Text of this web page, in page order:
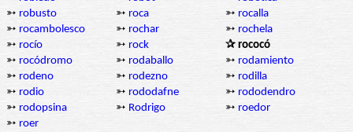
➳ robusto ➳ roca ➳ rocalla
➳ rocambolesco ➳ rochar ➳ rochela
➳ rocío ➳ rock
✰ rococó
➳ rocódromo ➳ rodaballo ➳ rodamiento
➳ rodeno ➳ rodezno ➳ rodilla
➳ rodio ➳ rododafne ➳ rododendro
➳ rodopsina ➳ Rodrigo ➳ roedor
➳ roer